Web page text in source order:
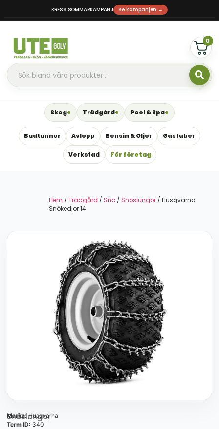
KRESS SOMMARKAMPANJ Se kampanjen →
0
Skog Trädgård Pool & Spa
Badtunnor Avlopp Bensin & Oljor Gastuber
Verkstad För företag
Hem / Trädgård / Snö / Snöslungor / Husqvarna
Snökedjor 14
Snöslungor
Marka:Husqvarna
Term ID: 340